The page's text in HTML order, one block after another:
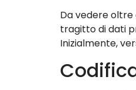
Da vedere
tragitto di dati
Inizialmente,